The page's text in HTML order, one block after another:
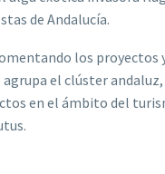
de Andalucía.
los proyectos
el clúster andaluz,
en el ámbito del